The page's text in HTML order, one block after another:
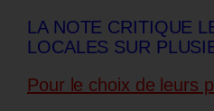
LA NOTE CRITIQUE
LOCALES SUR
Pour le choix de leurs